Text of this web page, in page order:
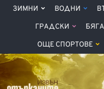
ЗИМНИ ВОДНИ
ГРАДСКИ
ОЩЕ СПОРТОВЕ